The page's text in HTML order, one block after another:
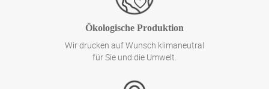
Ökologische Produktion
Wir drucken auf Wunsch klimaneutral
für Sie und die Umwelt.